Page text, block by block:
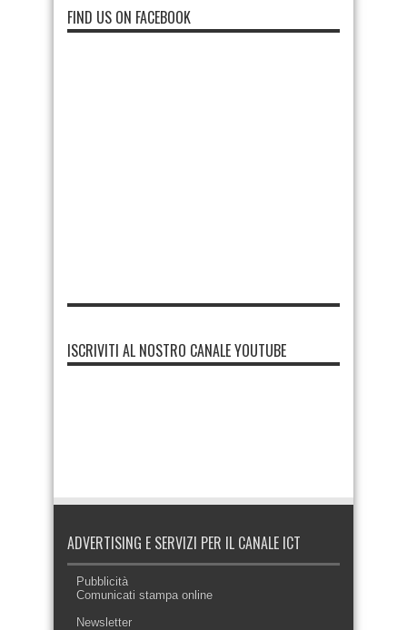
FIND US ON FACEBOOK
ISCRIVITI AL NOSTRO CANALE YOUTUBE
ADVERTISING E SERVIZI PER IL CANALE ICT
Pubblicità
Comunicati stampa online
Newsletter